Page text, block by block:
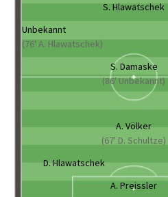
S. Hlawatschek
Unbekannt
(76' A. Hlawatschek)
S. Damaske
(86' Unbekannt)
A. Völker
(67' D. Schultze)
D. Hlawatschek
A. Preissler